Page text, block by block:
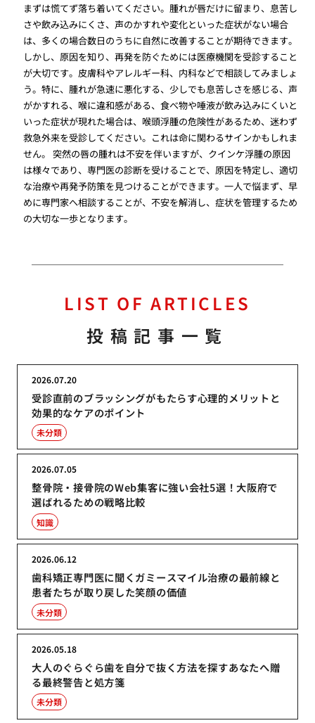
まずは慌てず落ち着いてください。腫れが唇だけに留まり、息苦し
さや飲み込みにくさ、声のかすれや変化といった症状がない場合
は、多くの場合数日のうちに自然に改善することが期待できます。
しかし、原因を知り、再発を防ぐためには医療機関を受診すること
が大切です。皮膚科やアレルギー科、内科などで相談してみましょ
う。特に、腫れが急速に悪化する、少しでも息苦しさを感じる、声
がかすれる、喉に違和感がある、食べ物や唾液が飲み込みにくいと
いった症状が現れた場合は、喉頭浮腫の危険性があるため、迷わず
救急外来を受診してください。これは命に関わるサインかもしれま
せん。 突然の唇の腫れは不安を伴いますが、クインケ浮腫の原因
は様々であり、専門医の診断を受けることで、原因を特定し、適切
な治療や再発予防策を見つけることができます。一人で悩まず、早
めに専門家へ相談することが、不安を解消し、症状を管理するため
の大切な一歩となります。
LIST OF ARTICLES
投稿記事一覧
受診直前のブラッシングがもたらす心理的メリットと
効果的なケアのポイント
2026.07.20
未分類
整骨院・接骨院のWeb集客に強い会社5選！大阪府で
選ばれるための戦略比較
2026.07.05
知識
歯科矯正専門医に聞くガミースマイル治療の最前線と
患者たちが取り戻した笑顔の価値
2026.06.12
未分類
大人のぐらぐら歯を自分で抜く方法を探すあなたへ贈
る最終警告と処方箋
2026.05.18
未分類